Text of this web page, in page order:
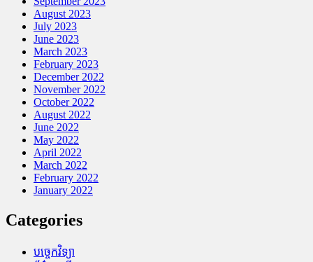
August 2023
July 2023
June 2023
March 2023
February 2023
December 2022
November 2022
October 2022
August 2022
June 2022
May 2022
April 2022
March 2022
February 2022
January 2022
Categories
បច្ចេកវិទ្យា